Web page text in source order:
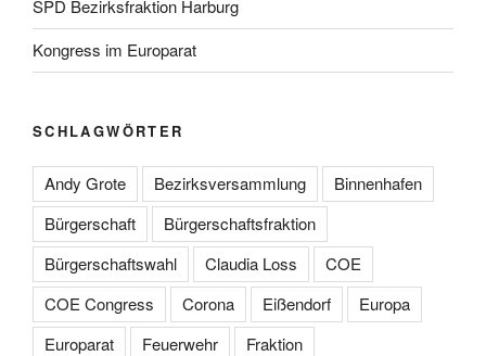
SPD Bezirksfraktion Harburg
Kongress im Europarat
SCHLAGWÖRTER
Andy Grote Bezirksversammlung
Binnenhafen
Bürgerschaft
Bürgerschaftsfraktion
Bürgerschaftswahl
Claudia Loss
COE
COE Congress
Corona Eißendorf
Europa
Europarat
Feuerwehr
Fraktion